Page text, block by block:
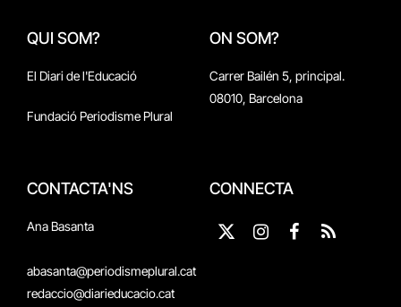
QUI SOM?
El Diari de l'Educació
Fundació Periodisme Plural
ON SOM?
Carrer Bailén 5, principal.
08010, Barcelona
CONTACTA'NS
Ana Basanta
abasanta@periodismeplural.cat
redaccio@diarieducacio.cat
CONNECTA
X
InstagramFacebook
RSS